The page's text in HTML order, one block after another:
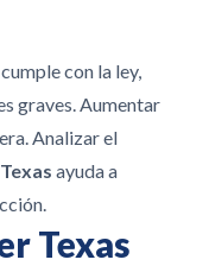
con la ley,
graves. Aumentar
Analizar el
ayuda a
Texas